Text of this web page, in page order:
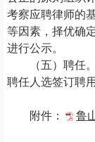
考察应聘律师的
等因素，择优确
进行公示。
（五）聘任
聘任人选签订聘
附件： 鲁